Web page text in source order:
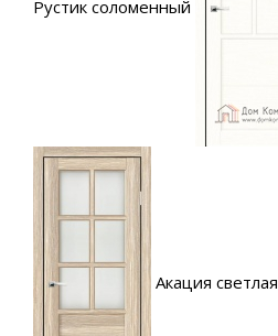
Рустик соломенный
Акация светлая